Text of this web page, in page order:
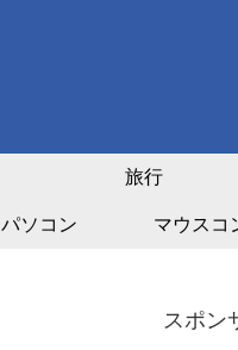
旅行
パソコン マウスコ
スポン